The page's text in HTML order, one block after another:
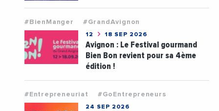
#BienManger #GrandAvignon
12 18 SEP 2026
Avignon : Le Festival gourmand
Bien Bon revient pour sa 4ème
édition !
#Entrepreneuriat #GoEntrepreneurs
24 SEP 2026